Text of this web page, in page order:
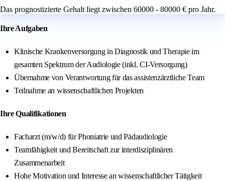
Das prognostizierte Gehalt liegt zwischen 60000 - 80000 € pro Jahr.
Ihre Aufgaben
Klinische Krankenversorgung in Diagnostik und Therapie im
gesamten Spektrum der Audiologie (inkl. CI-Versorgung)
Übernahme von Verantwortung für das assistenzärztliche Team
Teilnahme an wissenschaftlichen Projekten
Ihre Qualifikationen
Facharzt (m/w/d) für Phoniatrie und Pädaudiologie
Teamfähigkeit und Bereitschaft zur interdisziplinären
Zusammenarbeit
Hohe Motivation und Interesse an wissenschaftlicher Tätigkeit